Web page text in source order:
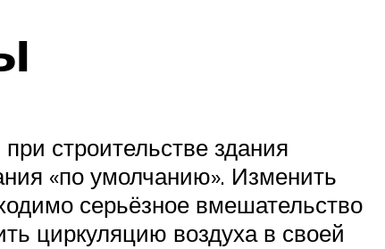
строительстве здания
«по умолчанию». Изменить
серьёзное вмешательство
циркуляцию воздуха в своей